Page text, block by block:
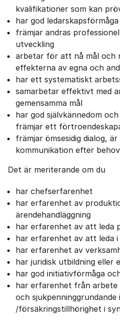
kvalifikationer som kan
har god ledarskapsförmåga
främjar andras
utveckling
arbetar för att nå mål och
effekterna av egna och
har ett systematiskt
samarbetar effektivt med
gemensamma mål
har god självkännedom
främjar ett
främjar ömsesidig dialog,
kommunikation efter
Det är meriterande om du
har chefserfarenhet
har erfarenhet av
ärendehandläggning
har erfarenhet av att leda
har erfarenhet av att leda
har erfarenhet av
har juridisk utbildning eller
har god initiativförmåga
har erfarenhet från arbete
och sjukpenninggrundande
/försäkringstillhörighet i